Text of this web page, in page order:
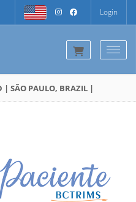
Login
| SÃO PAULO, BRAZIL |